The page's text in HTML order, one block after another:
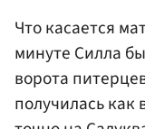
Что касается
минуте Силла
ворота
получилась как